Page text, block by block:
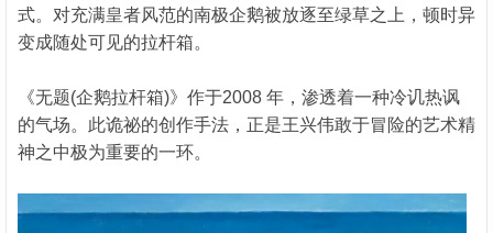
式。对充满皇者风范的南极企鹅被放逐至绿草之上，顿时异
变成随处可见的拉杆箱。
《无题(企鹅拉杆箱)》作于2008 年，渗透着一种冷讥热讽
的气场。此诡祕的创作手法，正是王兴伟敢于冒险的艺术精
神之中极为重要的一环。